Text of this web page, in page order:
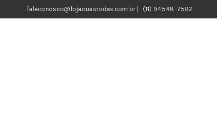
faleconosco@lojaduasrodas.com.br| (11) 94548-7502